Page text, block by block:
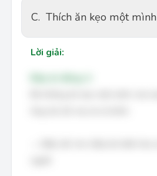
C. Thích ăn kẹo một mình
Lời giải: